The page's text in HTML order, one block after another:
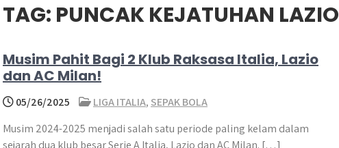
TAG: PUNCAK KEJATUHAN LAZIO
Musim Pahit Bagi 2 Klub Raksasa Italia, Lazio
dan AC Milan!
05/26/2025 LIGA ITALIA, SEPAK BOLA
Musim 2024-2025 menjadi salah satu periode paling kelam dalam
sejarah dua klub besar Serie A Italia, Lazio dan AC Milan. […]